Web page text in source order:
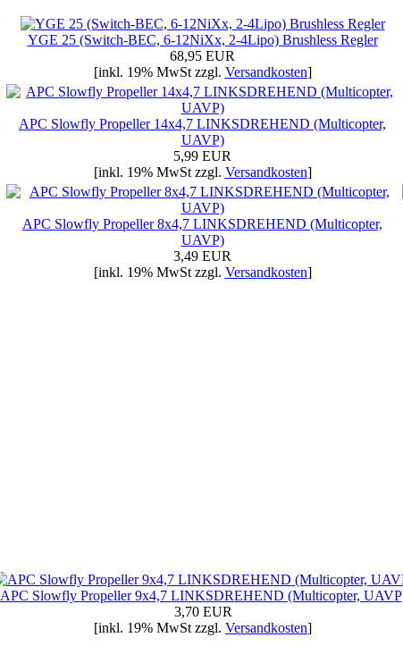
YGE 25 (Switch-BEC, 6-12NiXx, 2-4Lipo) Brushless Regler
68,95 EUR
[inkl. 19% MwSt zzgl. Versandkosten]
APC Slowfly Propeller 14x4,7 LINKSDREHEND (Multicopter,
UAVP)
5,99 EUR
[inkl. 19% MwSt zzgl. Versandkosten]
APC Slowfly Propeller 8x4,7 LINKSDREHEND (Multicopter,
UAVP)
3,49 EUR
[inkl. 19% MwSt zzgl. Versandkosten]
APC Slowfly Propeller 9x4,7 LINKSDREHEND (Multicopter,
3,70 EUR
[inkl. 19% MwSt zzgl. Versandkosten]